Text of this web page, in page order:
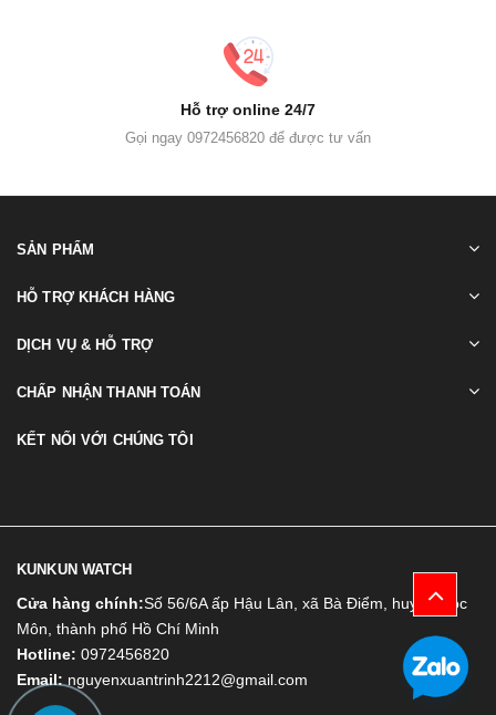
Hỗ trợ online 24/7
Gọi ngay 0972456820 để được tư vấn
SẢN PHẨM
HỖ TRỢ KHÁCH HÀNG
DỊCH VỤ & HỖ TRỢ
CHẤP NHẬN THANH TOÁN
KẾT NỐI VỚI CHÚNG TÔI
KUNKUN WATCH
Cửa hàng chính:Số 56/6A ấp Hậu Lân, xã Bà Điểm, huyện Hóc
Môn, thành phố Hồ Chí Minh
Hotline: 0972456820
Email: nguyenxuantrinh2212@gmail.com